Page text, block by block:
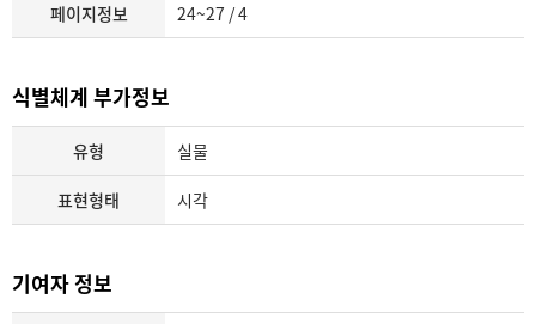
페이지정보 24~27 / 4
식별체계 부가정보
유형 실물
표현형태 시각
기여자 정보